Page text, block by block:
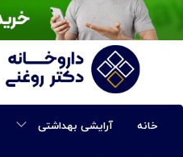
خانه آرایشی بهداشتی